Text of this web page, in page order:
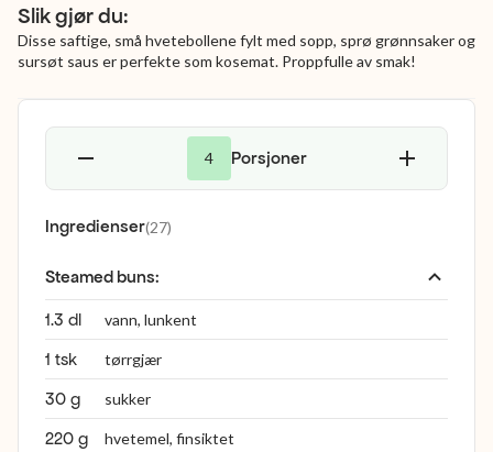
Slik gjør du:
Disse saftige, små hvetebollene fylt med sopp, sprø grønnsaker og
sursøt saus er perfekte som kosemat. Proppfulle av smak!
4 Porsjoner
Ingredienser(27)
Steamed buns:
1.3 dl vann, lunkent
1 tsk tørrgjær
30 g sukker
220 g hvetemel, finsiktet